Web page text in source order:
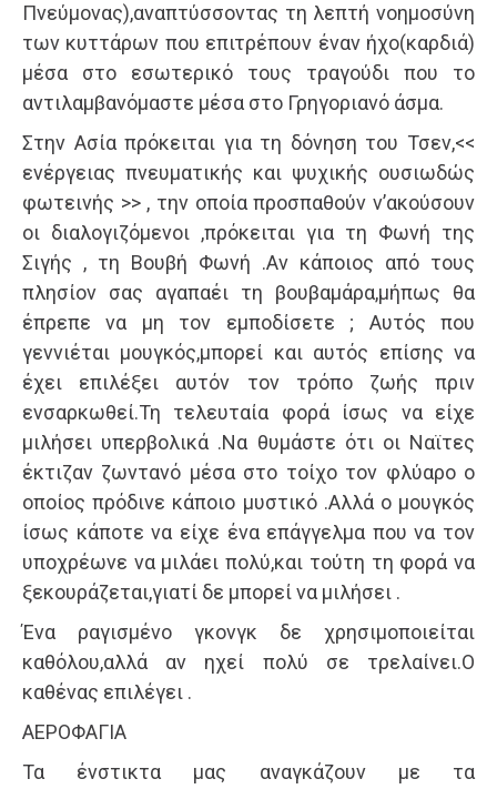
Πνεύμονας),αναπτύσσοντας τη λεπτή νοημοσύνη
των κυττάρων που επιτρέπουν έναν ήχο(καρδιά)
μέσα στο εσωτερικό τους τραγούδι που το
αντιλαμβανόμαστε μέσα στο Γρηγοριανό άσμα.
Στην Ασία πρόκειται για τη δόνηση του Τσεν,<<
ενέργειας πνευματικής και ψυχικής ουσιωδώς
φωτεινής >> , την οποία προσπαθούν ν’ακούσουν
οι διαλογιζόμενοι ,πρόκειται για τη Φωνή της
Σιγής , τη Βουβή Φωνή .Αν κάποιος από τους
πλησίον σας αγαπαέι τη βουβαμάρα,μήπως θα
έπρεπε να μη τον εμποδίσετε ; Αυτός που
γεννιέται μουγκός,μπορεί και αυτός επίσης να
έχει επιλέξει αυτόν τον τρόπο ζωής πριν
ενσαρκωθεί.Τη τελευταία φορά ίσως να είχε
μιλήσει υπερβολικά .Να θυμάστε ότι οι Ναϊτες
έκτιζαν ζωντανό μέσα στο τοίχο τον φλύαρο ο
οποίος πρόδινε κάποιο μυστικό .Αλλά ο μουγκός
ίσως κάποτε να είχε ένα επάγγελμα που να τον
υποχρέωνε να μιλάει πολύ,και τούτη τη φορά να
ξεκουράζεται,γιατί δε μπορεί να μιλήσει .
Ένα ραγισμένο γκονγκ δε χρησιμοποιείται
καθόλου,αλλά αν ηχεί πολύ σε τρελαίνει.Ο
καθένας επιλέγει .
ΑΕΡΟΦΑΓΙΑ
Τα ένστικτα μας αναγκάζουν με τα